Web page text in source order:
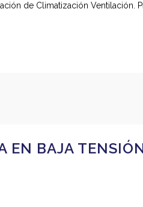
de Climatización Ventilación.
EN BAJA